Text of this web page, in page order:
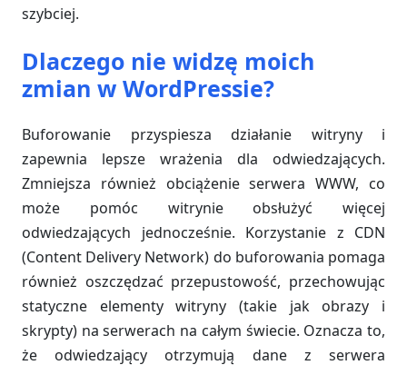
szybciej.
Dlaczego nie widzę moich
zmian w WordPressie?
Buforowanie przyspiesza działanie witryny i
zapewnia lepsze wrażenia dla odwiedzających.
Zmniejsza również obciążenie serwera WWW, co
może pomóc witrynie obsłużyć więcej
odwiedzających jednocześnie. Korzystanie z CDN
(Content Delivery Network) do buforowania pomaga
również oszczędzać przepustowość, przechowując
statyczne elementy witryny (takie jak obrazy i
skrypty) na serwerach na całym świecie. Oznacza to,
że odwiedzający otrzymują dane z serwera